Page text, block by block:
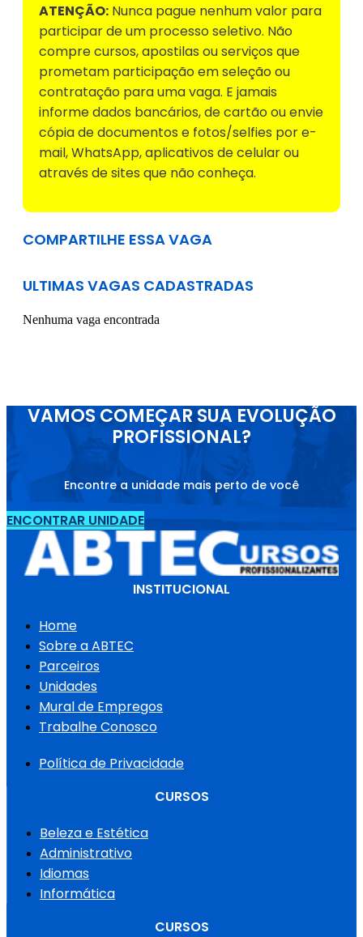
ATENÇÃO: Nunca pague nenhum valor para
participar de um processo seletivo. Não
compre cursos, apostilas ou serviços que
prometam participação em seleção ou
contratação para uma vaga. E jamais
informe dados bancários, de cartão ou envie
cópia de documentos e fotos/selfies por e-
mail, WhatsApp, aplicativos de celular ou
através de sites que não conheça.
COMPARTILHE ESSA VAGA
ULTIMAS VAGAS CADASTRADAS
Nenhuma vaga encontrada
VAMOS COMEÇAR SUA EVOLUÇÃO
PROFISSIONAL?
Encontre a unidade mais perto de você
ENCONTRAR UNIDADE
INSTITUCIONAL
Home
Sobre a ABTEC
Parceiros
Unidades
Mural de Empregos
Trabalhe Conosco
Política de Privacidade
CURSOS
Beleza e Estética
Administrativo
Idiomas
Informática
CURSOS